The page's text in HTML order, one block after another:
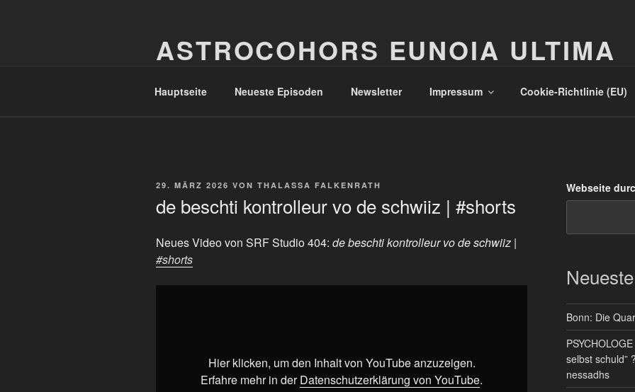
ASTROCOHORS EUNOIA ULTIMA
Hauptseite Neueste Episoden Newsletter Impressum Cookie-Richtlinie (EU)
VERÖFFENTLICHT
29. MÄRZ 2026 VON THALASSA FALKENRATH
de beschti kontrolleur vo de schwiiz | #shorts
Neues Video von SRF Studio 404: de beschti kontrolleur vo de schwiiz |
#shorts
Hier klicken, um den Inhalt von YouTube anzuzeigen.
Erfahre mehr in derDatenschutzerklärung von YouTube.
Webseite
Bonn: Die
selbst schuld”
nessadhs